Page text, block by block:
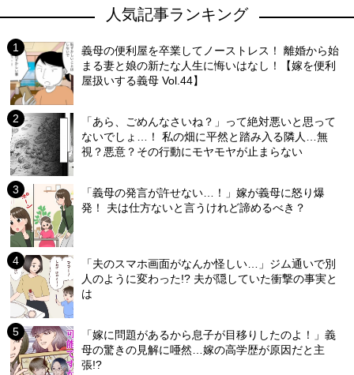
人気記事ランキング
義母の便利屋を卒業してノーストレス！ 離婚から始
まる妻と娘の新たな人生に悔いはなし！【嫁を便利
屋扱いする義母 Vol.44】
「あら、ごめんなさいね？」って絶対悪いと思って
ないでしょ…！ 私の畑に平然と踏み入る隣人…無
視？悪意？その行動にモヤモヤが止まらない
「義母の発言が許せない…！」嫁が義母に怒り爆
発！ 夫は仕方ないと言うけれど諦めるべき？
「夫のスマホ画面がなんか怪しい…」ジム通いで別
人のように変わった!? 夫が隠していた衝撃の事実と
は
「嫁に問題があるから息子が目移りしたのよ！」義
母の驚きの見解に唖然…嫁の高学歴が原因だと主
張!?